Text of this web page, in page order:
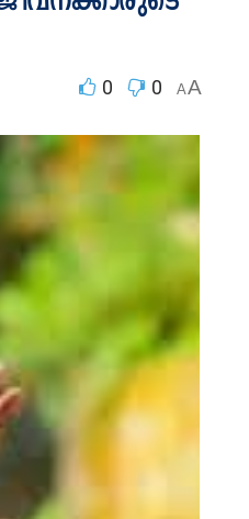
0 0 AA